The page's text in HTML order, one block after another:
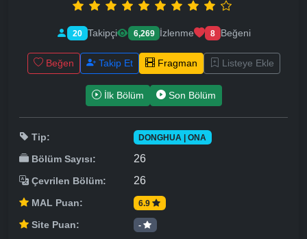
20 Takipçi 6,269 İzlenme 8 Beğeni
Beğen Takip Et Fragman Listeye Ekle
İlk Bölüm Son Bölüm
Tip: DONGHUA | ONA
Bölüm Sayısı: 26
Çevrilen Bölüm: 26
MAL Puan: 6.9
Site Puan: -